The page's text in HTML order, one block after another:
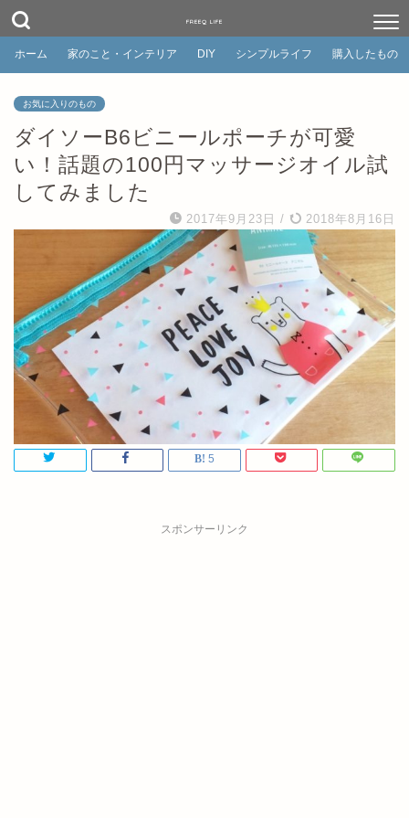
FREEQ LIFE
ホーム 家のこと・インテリア DIY シンプルライフ 購入したもの
お気に入りのもの
ダイソーB6ビニールポーチが可愛
い！話題の100円マッサージオイル試
してみました
2017年9月23日 / 2018年8月16日
5
スポンサーリンク